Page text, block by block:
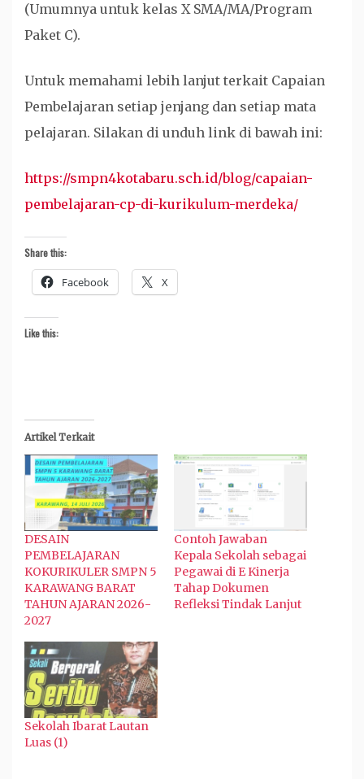
(Umumnya untuk kelas X SMA/MA/Program
Paket C).
Untuk memahami lebih lanjut terkait Capaian
Pembelajaran setiap jenjang dan setiap mata
pelajaran. Silakan di unduh link di bawah ini:
https://smpn4kotabaru.sch.id/blog/capaian-
pembelajaran-cp-di-kurikulum-merdeka/
Share this:
Facebook X
Like this:
Artikel Terkait
DESAIN
PEMBELAJARAN
KOKURIKULER SMPN 5
KARAWANG BARAT
TAHUN AJARAN 2026-
2027
Contoh Jawaban
Kepala Sekolah sebagai
Pegawai di E Kinerja
Tahap Dokumen
Refleksi Tindak Lanjut
Sekolah Ibarat Lautan
Luas (1)